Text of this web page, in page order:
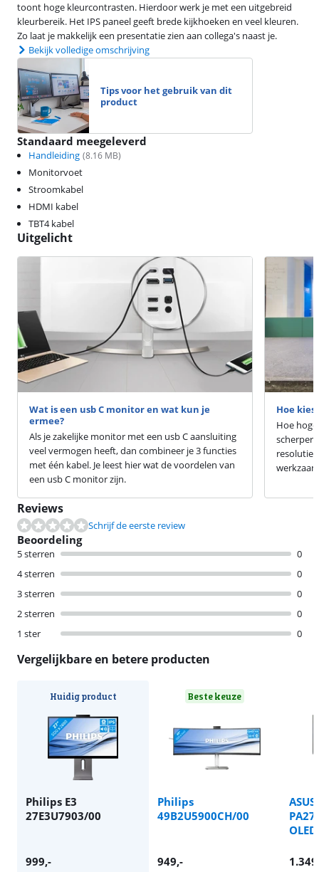
toont hoge kleurcontrasten. Hierdoor werk je met een uitgebreid
kleurbereik. Het IPS paneel geeft brede kijkhoeken en veel kleuren.
Zo laat je makkelijk een presentatie zien aan collega's naast je.
Bekijk volledige omschrijving
Tips voor het gebruik van dit
product
Standaard meegeleverd
Handleiding (8.16 MB)
Monitorvoet
Stroomkabel
HDMI kabel
TBT4 kabel
Uitgelicht
Wat is een usb C monitor en wat kun je
ermee?
Als je zakelijke monitor met een usb C aansluiting
veel vermogen heeft, dan combineer je 3 functies
met één kabel. Je leest hier wat de voordelen van
een usb C monitor zijn.
Hoe
Hoe
scherper
resolutie
Reviews
Schrijf de eerste review
Beoordeling
5 sterren
0
4 sterren
0
3 sterren
0
2 sterren
0
1 ster
0
Vergelijkbare en betere producten
Huidig product
Philips E3
27E3U7903/00
Beste keuze
Philips
49B2U5900CH/00
OLED
999,- 949,- 1.349